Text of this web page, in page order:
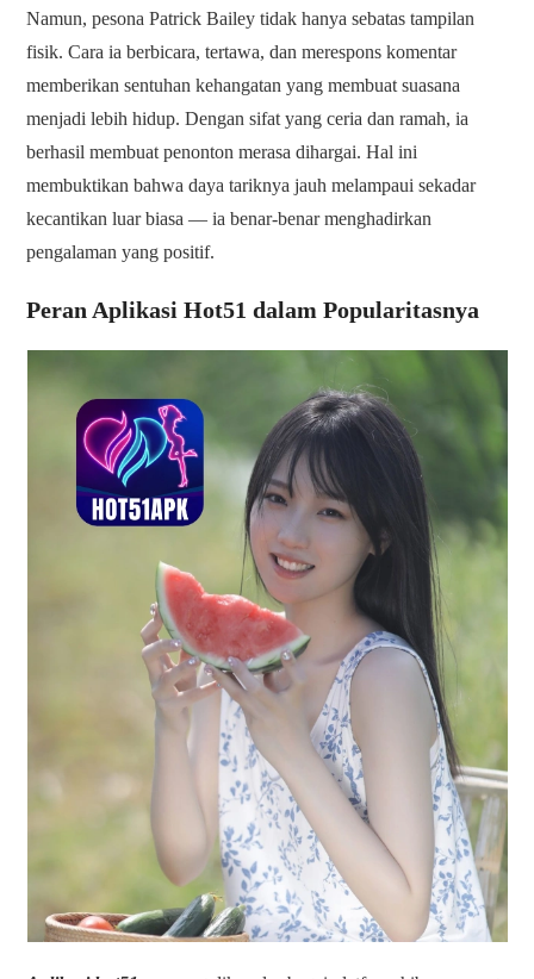
Namun, pesona Patrick Bailey tidak hanya sebatas tampilan
fisik. Cara ia berbicara, tertawa, dan merespons komentar
memberikan sentuhan kehangatan yang membuat suasana
menjadi lebih hidup. Dengan sifat yang ceria dan ramah, ia
berhasil membuat penonton merasa dihargai. Hal ini
membuktikan bahwa daya tariknya jauh melampaui sekadar
kecantikan luar biasa — ia benar-benar menghadirkan
pengalaman yang positif.
Peran Aplikasi Hot51 dalam Popularitasnya